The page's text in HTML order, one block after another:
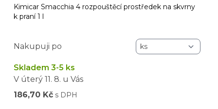
Kimicar Smacchia 4 rozpouštěcí prostředek na skvrny
k praní 1 l
Nakupuji po
Skladem 3-5 ks
V úterý 11. 8. u Vás
186,70 Kč s DPH